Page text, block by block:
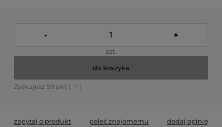
- +
szt.
do koszyka
Zyskujesz 99 pkt [ ? ]
zapytaj o produkt poleć znajomemu
dodaj opinię